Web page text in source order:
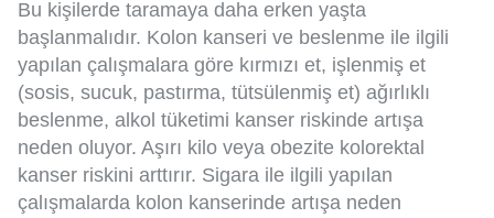
Bu kişilerde taramaya daha erken yaşta
başlanmalıdır. Kolon kanseri ve beslenme ile ilgili
yapılan çalışmalara göre kırmızı et, işlenmiş et
(sosis, sucuk, pastırma, tütsülenmiş et) ağırlıklı
beslenme, alkol tüketimi kanser riskinde artışa
neden oluyor. Aşırı kilo veya obezite kolorektal
kanser riskini arttırır. Sigara ile ilgili yapılan
çalışmalarda kolon kanserinde artışa neden